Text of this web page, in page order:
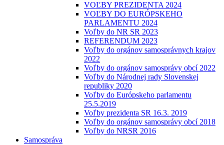
VOĽBY PREZIDENTA 2024
VOĽBY DO EURÓPSKEHO
PARLAMENTU 2024
Voľby do NR SR 2023
REFERENDUM 2023
Voľby do orgánov samosprávnych krajov
2022
Voľby do orgánov samosprávy obcí 2022
Voľby do Národnej rady Slovenskej
republiky 2020
Voľby do Európskeho parlamentu
25.5.2019
Voľby prezidenta SR 16.3. 2019
Voľby do orgánov samosprávy obcí 2018
Voľby do NRSR 2016
Samospráva